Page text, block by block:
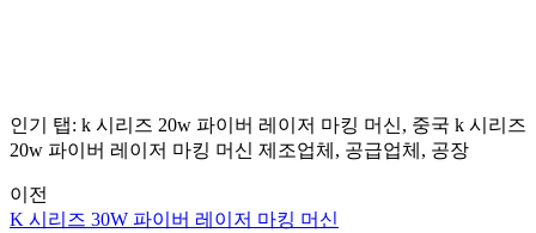
인기 탭: k 시리즈 20w 파이버 레이저 마킹 머신, 중국 k 시리즈
20w 파이버 레이저 마킹 머신 제조업체, 공급업체, 공장
이전
K 시리즈 30W 파이버 레이저 마킹 머신